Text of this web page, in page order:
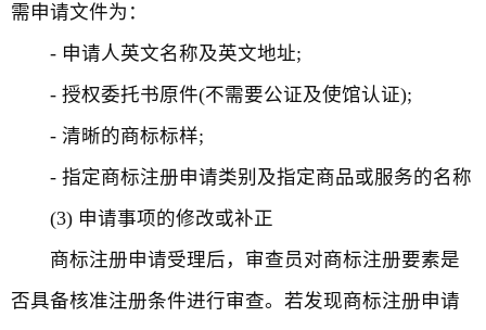
需申请文件为：
- 申请人英文名称及英文地址;
- 授权委托书原件(不需要公证及使馆认证);
- 清晰的商标标样;
- 指定商标注册申请类别及指定商品或服务的名称
(3) 申请事项的修改或补正
商标注册申请受理后，审查员对商标注册要素是
否具备核准注册条件进行审查。若发现商标注册申请